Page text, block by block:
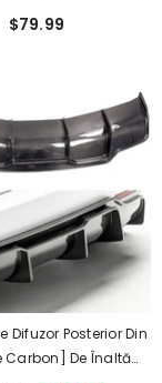
$79.99
Difuzor Posterior Din
Carbon] De Înaltă